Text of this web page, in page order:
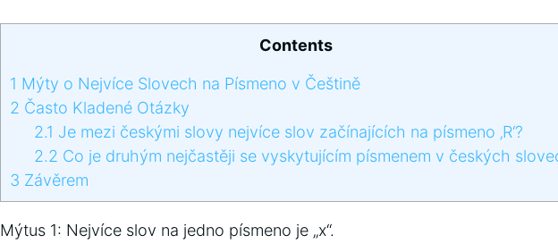
Contents
1 Mýty o Nejvíce Slovech na Písmeno v Češtině
2 Často Kladené Otázky
2.1 Je mezi českými slovy nejvíce slov začínajících na písmeno ‚R‘?
2.2 Co je druhým nejčastěji se vyskytujícím písmenem v českých
3 Závěrem
Mýtus 1: Nejvíce slov na jedno písmeno je „x“.